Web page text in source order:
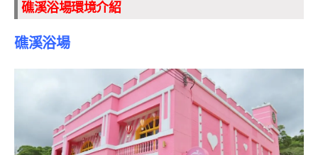
礁溪浴場環境介紹
礁溪浴場